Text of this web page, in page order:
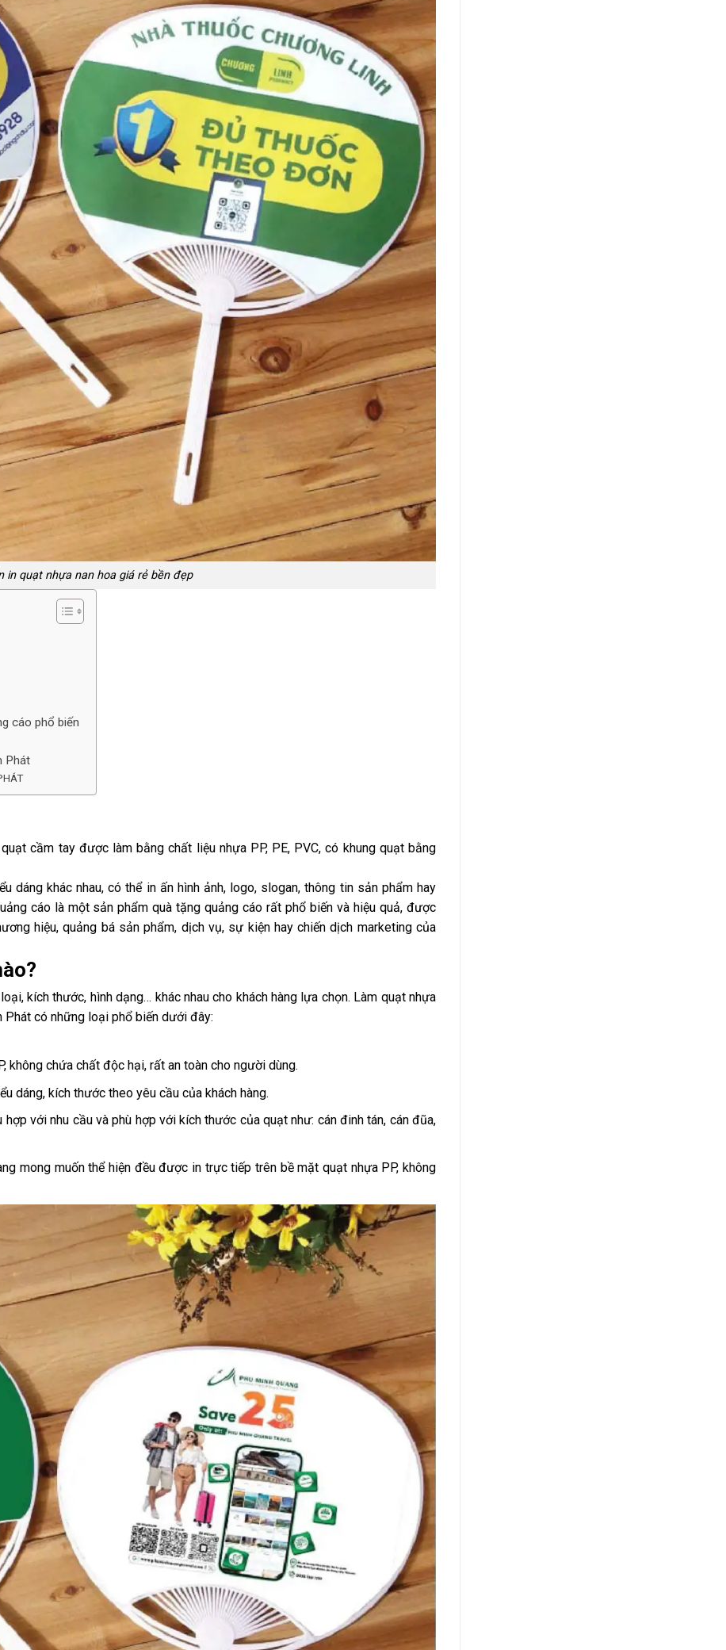
in quạt nhựa nan hoa giá rẻ bền đẹp
cáo phổ biến
Phát
cầm tay được làm bằng chất liệu nhựa PP, PE, PVC, có khung quạt bằng
dáng khác nhau, có thể in ấn hình ảnh, logo, slogan, thông tin sản phẩm hay
cáo là một sản phẩm quà tặng quảng cáo rất phổ biến và hiệu quả, được
hiệu, quảng bá sản phẩm, dịch vụ, sự kiện hay chiến dịch marketing của
kích thước, hình dạng… khác nhau cho khách hàng lựa chọn. Làm quạt nhựa
Phát có những loại phổ biến dưới đây:
chứa chất độc hại, rất an toàn cho người dùng.
dáng, kích thước theo yêu cầu của khách hàng.
với nhu cầu và phù hợp với kích thước của quạt như: cán đinh tán, cán đũa,
mong muốn thể hiện đều được in trực tiếp trên bề mặt quạt nhựa PP, không